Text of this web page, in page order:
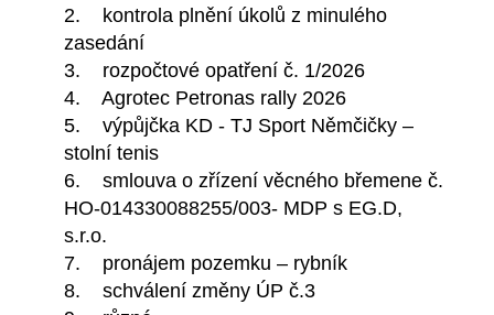
2. kontrola plnění úkolů z minulého
zasedání
3. rozpočtové opatření č. 1/2026
4. Agrotec Petronas rally 2026
5. výpůjčka KD - TJ Sport Němčičky –
stolní tenis
6. smlouva o zřízení věcného břemene č.
HO-014330088255/003- MDP s EG.D,
s.r.o.
7. pronájem pozemku – rybník
8. schválení změny ÚP č.3